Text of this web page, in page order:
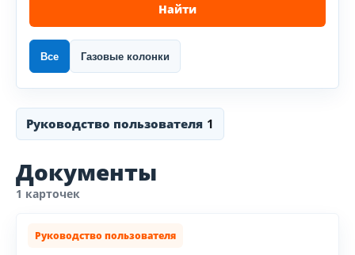
Найти
Все Газовые колонки
Руководство пользователя 1
Документы
1 карточек
Руководство пользователя